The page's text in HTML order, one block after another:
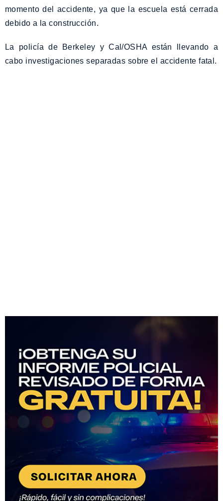
momento del accidente, ya que la escuela está cerrada
debido a la construcción.
La policía de Berkeley y Cal/OSHA están llevando a
cabo investigaciones separadas sobre el accidente fatal.